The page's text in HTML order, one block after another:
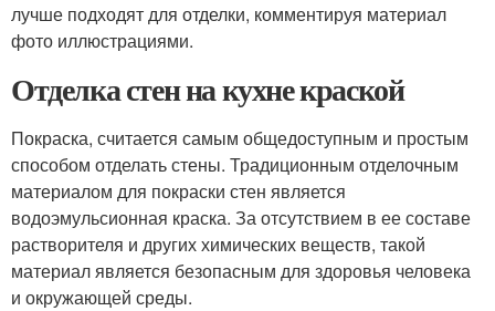
лучше подходят для отделки, комментируя материал
фото иллюстрациями.
Отделка стен на кухне краской
Покраска, считается самым общедоступным и простым
способом отделать стены. Традиционным отделочным
материалом для покраски стен является
водоэмульсионная краска. За отсутствием в ее составе
растворителя и других химических веществ, такой
материал является безопасным для здоровья человека
и окружающей среды.